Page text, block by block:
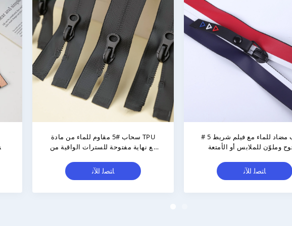
سحاب نايلون مضاد للماء مع الطباعة
الملونة متعددة العمليات والذيل
ﺎﺘﺼﻟ ﺍﻶﻧ
يجب أن يكون لها سحب
للماء مع فتح دائمة و أسنان
ﺎﺘﺼﻟ ﺍﻶﻧ